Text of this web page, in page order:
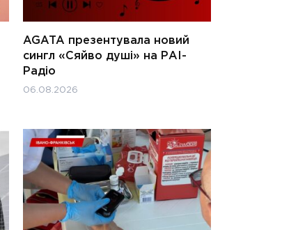
AGATA презентувала новий
сингл «Сяйво душі» на РАІ-
Радіо
06.08.2026